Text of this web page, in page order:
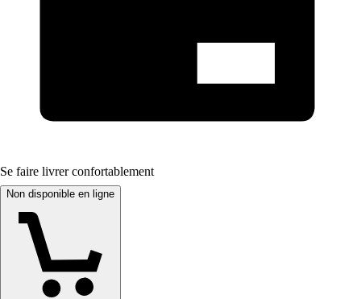
Se faire livrer confortablement
Non disponible en ligne